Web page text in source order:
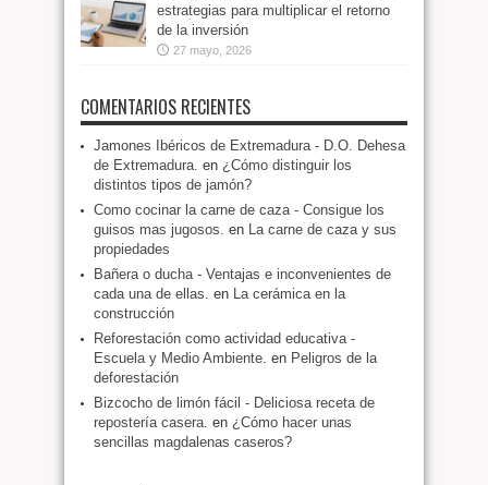
estrategias para multiplicar el retorno
de la inversión
27 mayo, 2026
COMENTARIOS RECIENTES
Jamones Ibéricos de Extremadura - D.O. Dehesa
de Extremadura. en ¿Cómo distinguir los
distintos tipos de jamón?
Como cocinar la carne de caza - Consigue los
guisos mas jugosos. en La carne de caza y sus
propiedades
Bañera o ducha - Ventajas e inconvenientes de
cada una de ellas. en La cerámica en la
construcción
Reforestación como actividad educativa -
Escuela y Medio Ambiente. en Peligros de la
deforestación
Bizcocho de limón fácil - Deliciosa receta de
repostería casera. en ¿Cómo hacer unas
sencillas magdalenas caseros?